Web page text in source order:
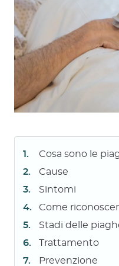
Cosa sono le
Cause
Sintomi
Come
Stadi delle
Trattamento
Prevenzione